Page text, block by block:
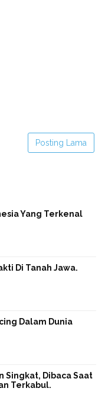
Posting Lama
Yang Terkenal
Di Tanah Jawa.
Dalam Dunia
Singkat, Dibaca Saat
Terkabul.